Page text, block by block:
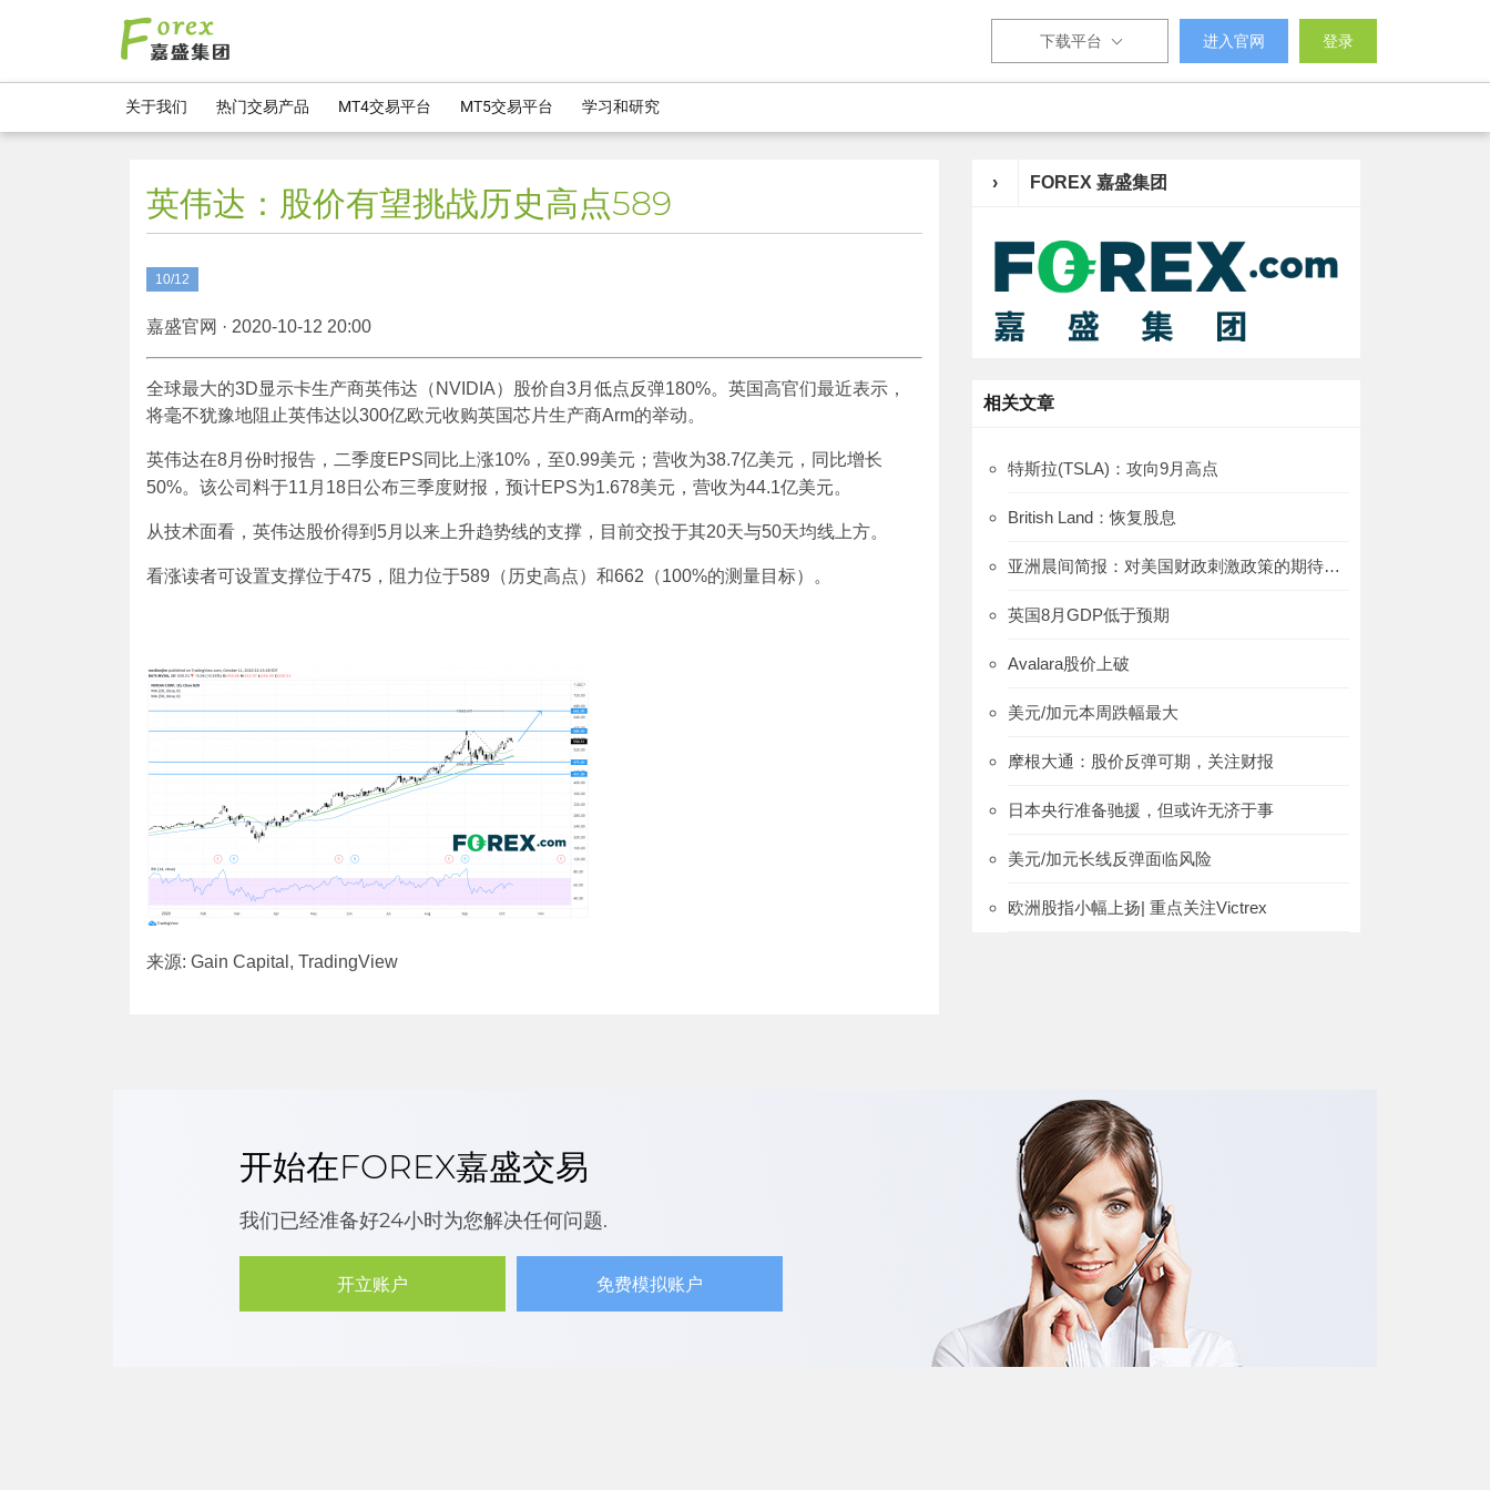
下载平台 进入官网 登录
关于我们 热门交易产品 MT4交易平台 MT5交易平台 学习和研究
英伟达：股价有望挑战历史高点589
10/12
嘉盛官网 · 2020-10-12 20:00
全球最大的3D显示卡生产商英伟达（NVIDIA）股价自3月低点反弹180%。英国高官们最近表示，
将毫不犹豫地阻止英伟达以300亿欧元收购英国芯片生产商Arm的举动。
英伟达在8月份时报告，二季度EPS同比上涨10%，至0.99美元；营收为38.7亿美元，同比增长
50%。该公司料于11月18日公布三季度财报，预计EPS为1.678美元，营收为44.1亿美元。
从技术面看，英伟达股价得到5月以来上升趋势线的支撑，目前交投于其20天与50天均线上方。
看涨读者可设置支撑位于475，阻力位于589（历史高点）和662（100%的测量目标）。
来源: Gain Capital, TradingView
› FOREX 嘉盛集团
相关文章
特斯拉(TSLA)：攻向9月高点
British Land：恢复股息
亚洲晨间简报：对美国财政刺激政策的期待升温，美股上涨、美元下跌
英国8月GDP低于预期
Avalara股价上破
美元/加元本周跌幅最大
摩根大通：股价反弹可期，关注财报
日本央行准备驰援，但或许无济于事
美元/加元长线反弹面临风险
欧洲股指小幅上扬| 重点关注Victrex
开始在FOREX嘉盛交易
我们已经准备好24小时为您解决任何问题.
开立账户 免费模拟账户